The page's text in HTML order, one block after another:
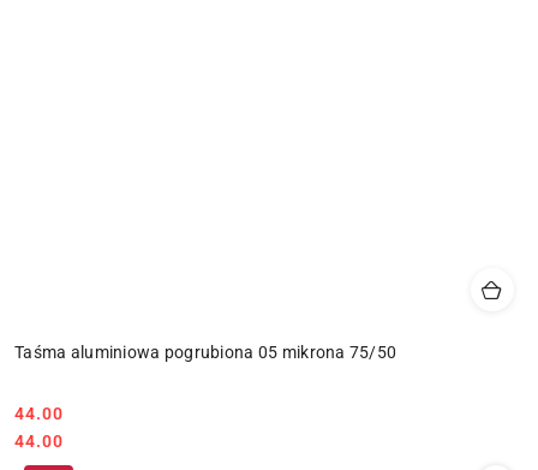
Taśma aluminiowa pogrubiona 05 mikrona 75/50
Cena:
44.00
Cena:
44.00